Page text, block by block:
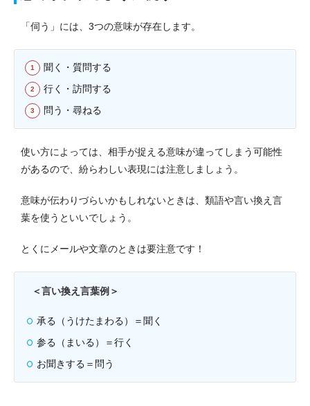
「伺う」には、3つの意味が存在します。
聞く・質問する
行く・訪問する
問う・尋ねる
使い方によっては、相手が捉える意味が違ってしまう可能性
があるので、紛らわしい表現には注意しましょう。
意味が伝わりづらいかもしれないときは、類語や言い換え言
葉を使うといいでしょう。
とくにメールや文章のときは要注意です！
＜言い換え言葉例＞
承る（うけたまわる）＝聞く
参る（まいる）＝行く
お聞きする＝問う